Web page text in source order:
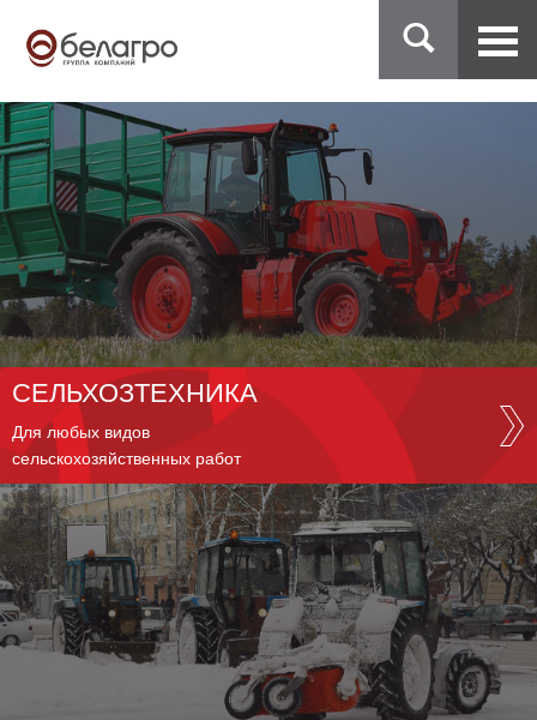
СЕЛЬХОЗТЕХНИКА
Для любых видов
сельскохозяйственных работ